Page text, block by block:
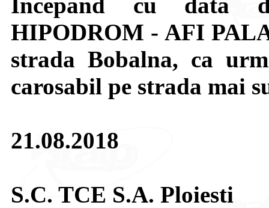
HIPODROM - AFI
strada Bobalna, ca
carosabil pe strada mai
21.08.2018
S.C. TCE S.A. Ploiesti